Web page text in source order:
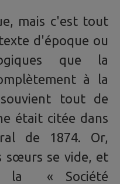
mais c'est tout
d'époque ou
que la
à la
tout de
était citée dans
de 1874. Or,
sœurs se vide, et
la « Société